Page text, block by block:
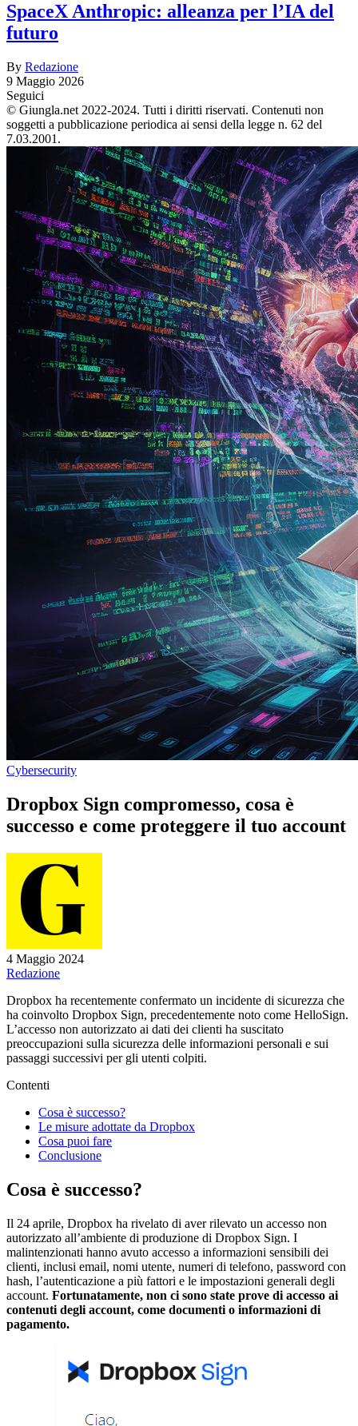
SpaceX Anthropic: alleanza per l’IA del
futuro
By Redazione
9 Maggio 2026
Seguici
© Giungla.net 2022-2024. Tutti i diritti riservati. Contenuti non
soggetti a pubblicazione periodica ai sensi della legge n. 62 del
7.03.2001.
Cybersecurity
Dropbox Sign compromesso, cosa è
successo e come proteggere il tuo account
4 Maggio 2024
Redazione
Dropbox ha recentemente confermato un incidente di sicurezza che
ha coinvolto Dropbox Sign, precedentemente noto come HelloSign.
L’accesso non autorizzato ai dati dei clienti ha suscitato
preoccupazioni sulla sicurezza delle informazioni personali e sui
passaggi successivi per gli utenti colpiti.
Contenti
Cosa è successo?
Le misure adottate da Dropbox
Cosa puoi fare
Conclusione
Cosa è successo?
Il 24 aprile, Dropbox ha rivelato di aver rilevato un accesso non
autorizzato all’ambiente di produzione di Dropbox Sign. I
malintenzionati hanno avuto accesso a informazioni sensibili dei
clienti, inclusi email, nomi utente, numeri di telefono, password con
hash, l’autenticazione a più fattori e le impostazioni generali degli
account. Fortunatamente, non ci sono state prove di accesso ai
contenuti degli account, come documenti o informazioni di
pagamento.